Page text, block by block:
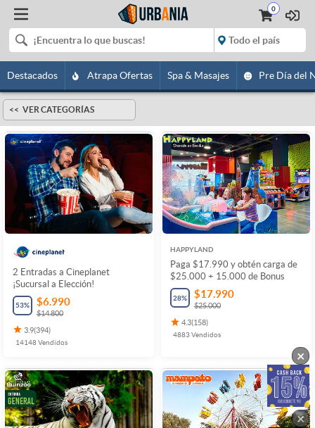
0
Destacados Atrapa Ofertas Spa & Masajes Pre Día del
VER CATEGORÍAS
2 Entradas a Cineplanet
¡Sucursal a Elección!
53% $6.990
$14.800
3.9(394)
14148Vendidos
HAPPYLAND
Paga $17.990 y obtén carga de
$25.000 + 15.000 de Bonus
28% $17.990
$25.000
4.3(158)
4883Vendidos
×
×